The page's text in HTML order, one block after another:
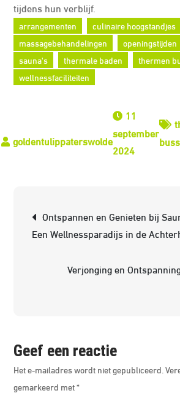
tijdens hun verblijf.
arrangementen
culinaire hoogstandjes
massagebehandelingen
openingstijden
sauna's
thermale baden
thermen
wellnessfaciliteiten
11
september
2024
Ontspannen en Genieten bij
Een Wellnessparadijs in de
Verjonging en
Geef een reactie
Het e-mailadres wordt niet gepubliceerd.
gemarkeerd met*